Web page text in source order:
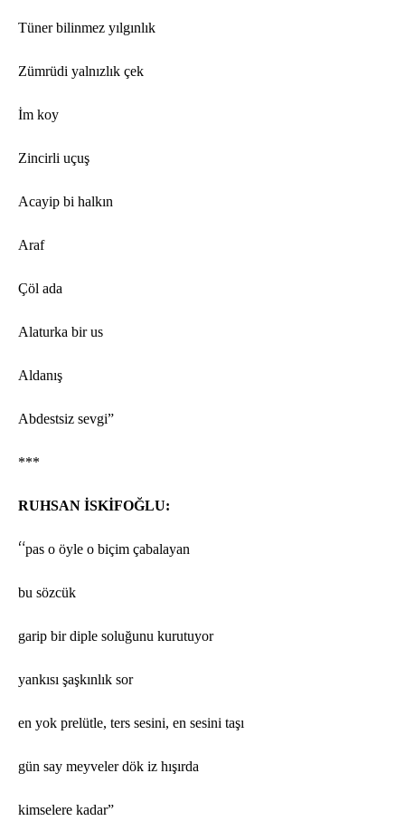
Tüner bilinmez yılgınlık
Zümrüdi yalnızlık çek
İm koy
Zincirli uçuş
Acayip bi halkın
Araf
Çöl ada
Alaturka bir us
Aldanış
Abdestsiz sevgi”
***
RUHSAN İSKİFOĞLU:
“pas o öyle o biçim çabalayan
bu sözcük
garip birdiple soluğunu kurutuyor
yankısı şaşkınlık sor
en yok prelütle, ters sesini, en sesini taşı
gün say meyveler dök iz hışırda
kimselere kadar”